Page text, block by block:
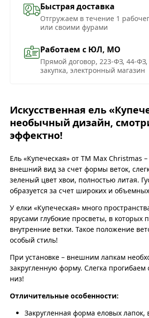
Быстрая доставка
Отгружаем в течение 1
или своими фурами
Работаем с ЮЛ, МО
Прямой договор, 223-ФЗ, 44-
закупка, электронный магазин
Искусственная ель
необычный дизайн,
эффектно!
Ель «Купеческая» от ТМ Max Christmas
внешний вид за счет формы веток,
зеленый цвет хвои, полностью литая.
образуется за счет широких и
У елки «Купеческая» много
ярусами глубокие просветы, в которых
внутренние ветки. Такое положение
особый стиль!
При установке – внешним лапкам
закругленную форму. Слегка
низ!
Отличительные особенности:
Закругленная форма еловых лапок,